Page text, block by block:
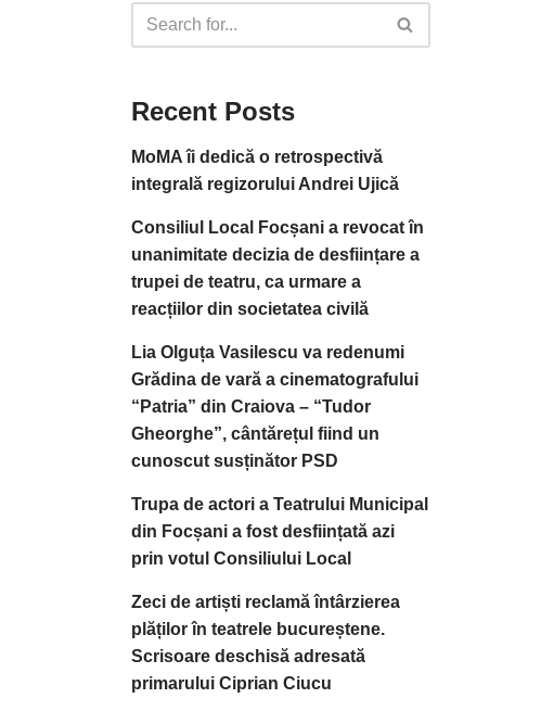
Recent Posts
MoMA îi dedică o retrospectivă
integrală regizorului Andrei Ujică
Consiliul Local Focșani a revocat în
unanimitate decizia de desființare a
trupei de teatru, ca urmare a
reacțiilor din societatea civilă
Lia Olguța Vasilescu va redenumi
Grădina de vară a cinematografului
“Patria” din Craiova – “Tudor
Gheorghe”, cântărețul fiind un
cunoscut susținător PSD
Trupa de actori a Teatrului Municipal
din Focșani a fost desființată azi
prin votul Consiliului Local
Zeci de artiști reclamă întârzierea
plăților în teatrele bucureștene.
Scrisoare deschisă adresată
primarului Ciprian Ciucu